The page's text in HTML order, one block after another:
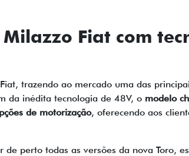
Fiat com
trazendo ao mercado uma das
da inédita tecnologia de 48V, o modelo
de motorização, oferecendo aos
perto todas as versões da nova Toro,